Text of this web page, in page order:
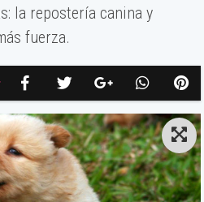
la repostería canina y
fuerza.